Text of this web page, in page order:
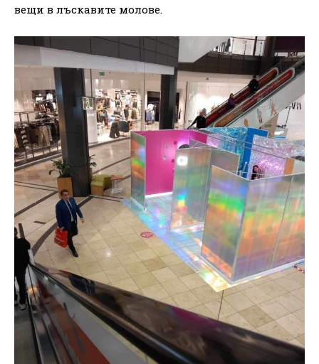
вещи в лъскавите молове.